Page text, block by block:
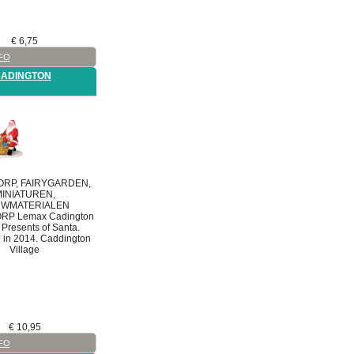
€6,75
FAIRYGARDEN,
Lemax Cadington
Presents of Santa.
in 2014. Caddington
Village
€ 10,95